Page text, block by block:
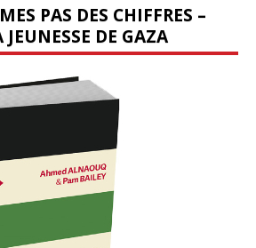
PAS DES CHIFFRES –
DE GAZA